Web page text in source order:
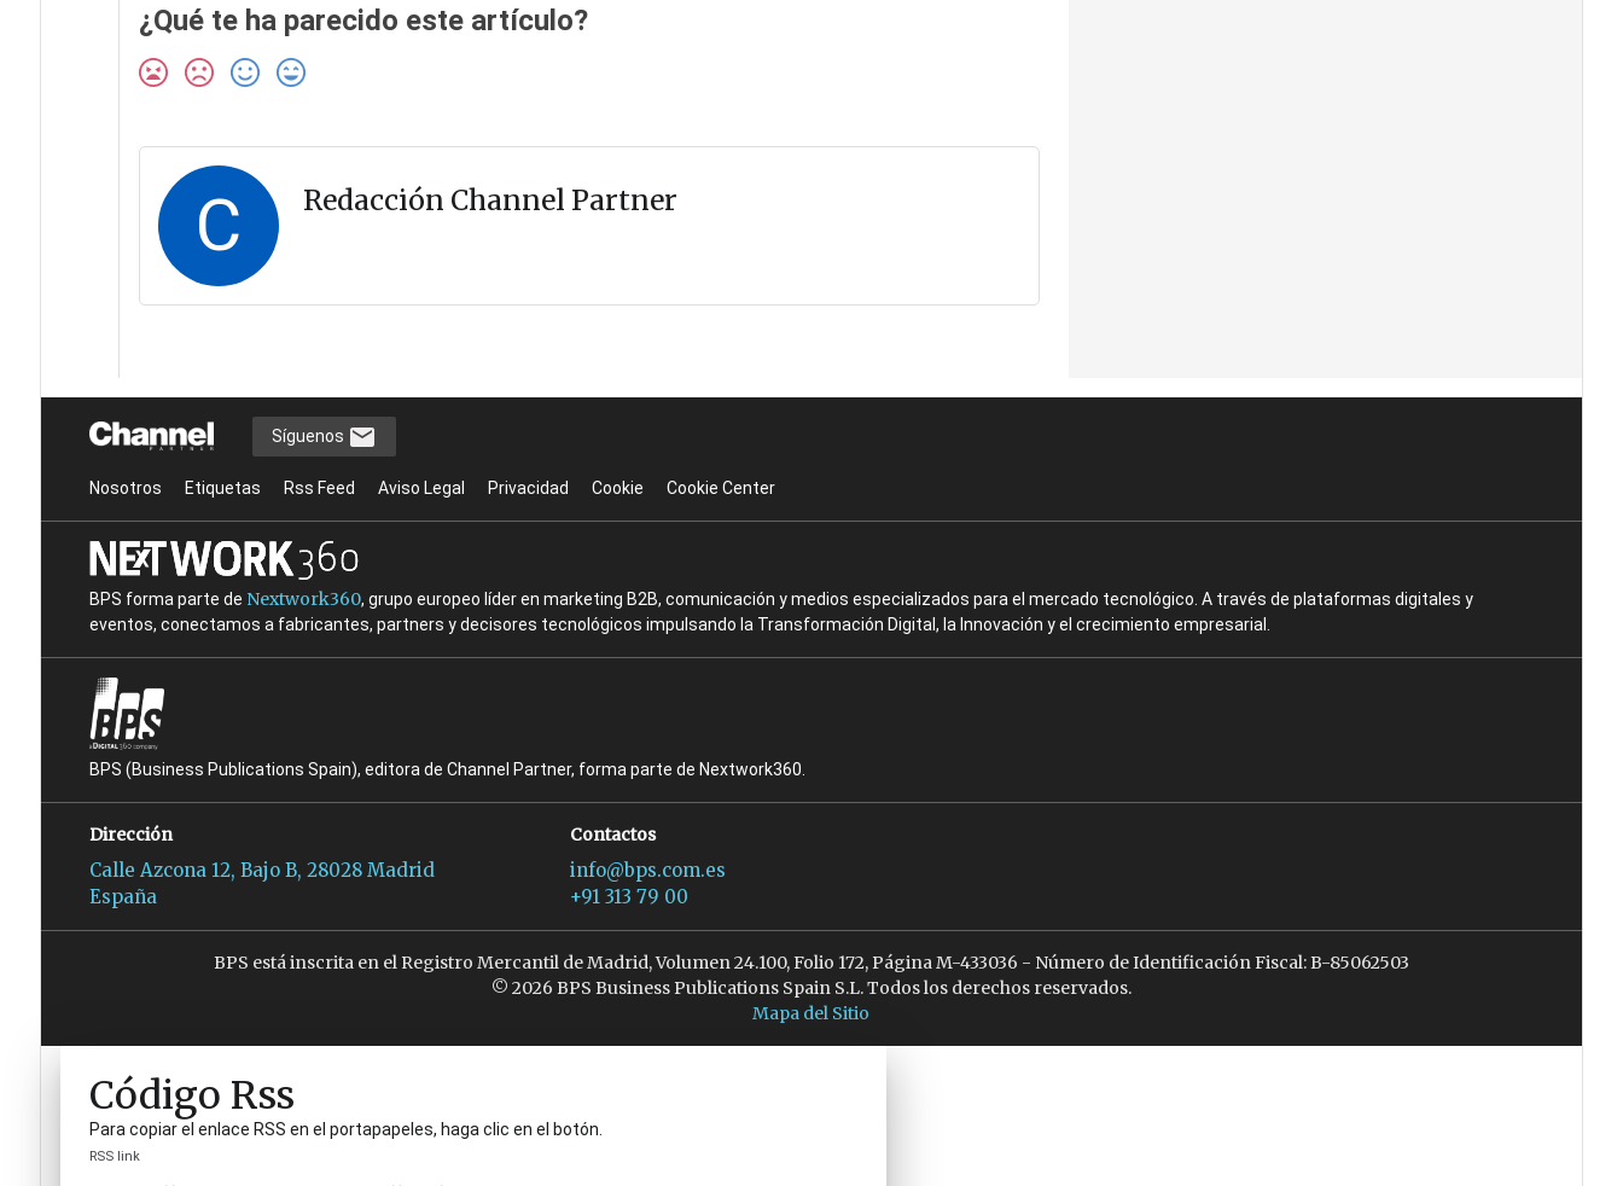
¿Qué te ha parecido este artículo?
C Redacción Channel Partner
Síguenos
Nosotros Etiquetas Rss Feed Aviso Legal Privacidad Cookie Cookie Center
BPS forma parte de Nextwork360, grupo europeo líder en marketing B2B, comunicación y medios especializados para el mercado tecnológico. A través de plataformas digitales y
eventos, conectamos a fabricantes, partners y decisores tecnológicos impulsando la Transformación Digital, la Innovación y el crecimiento empresarial.
BPS (Business Publications Spain), editora de Channel Partner, forma parte de Nextwork360.
Dirección
Calle Azcona 12, Bajo B, 28028 Madrid
España
Contactos
info@bps.com.es
+91 313 79 00
BPS está inscrita en el Registro Mercantil de Madrid, Volumen 24.100, Folio 172, Página M-433036 - Número de Identificación Fiscal: B-85062503
© 2026 BPS Business Publications Spain S.L. Todos los derechos reservados.
Mapa del Sitio
Código Rss
Para copiar el enlace RSS en el portapapeles, haga clic en el botón.
RSS link